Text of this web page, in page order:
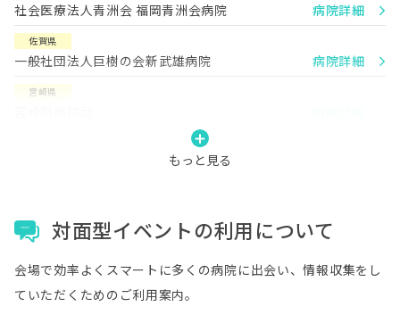
社会医療法人青洲会 福岡青洲会病院 病院詳細
佐賀県
一般社団法人巨樹の会新武雄病院 病院詳細
宮崎県
もっと見る
熊本県
熊本県
対面型イベントの利用について
会場で効率よくスマートに多くの病院に出会い、情報収集をし
ていただくためのご利用案内。